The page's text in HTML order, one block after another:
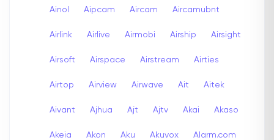
Ainol Aipcam Aircam Aircamubnt
Airlink Airlive Airmobi Airship Airsight
Airsoft Airspace Airstream Airties
Airtop Airview Airwave Ait Aitek
Aivant Ajhua Ajt Ajtv Akai Akaso
Akeia Akon Aku Akuvox Alarm.com